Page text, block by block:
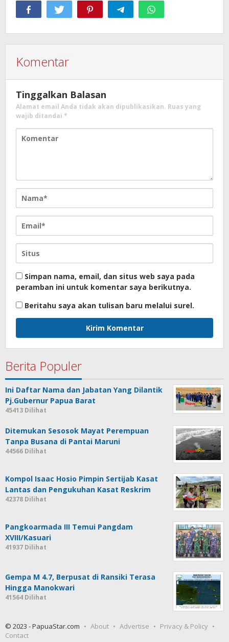
Komentar
Tinggalkan Balasan
Alamat email Anda tidak akan dipublikasikan. Ruas yang
wajib ditandai *
Simpan nama, email, dan situs web saya pada
peramban ini untuk komentar saya berikutnya.
Beritahu saya akan tulisan baru melalui surel.
Berita Populer
Ini Daftar Nama dan Jabatan Yang Dilantik
Pj.Gubernur Papua Barat
45413 Dilihat
Ditemukan Sesosok Mayat Perempuan
Tanpa Busana di Pantai Maruni
44566 Dilihat
Kompol Isaac Hosio Pimpin Sertijab Kasat
Lantas dan Pengukuhan Kasat Reskrim
42378 Dilihat
Pangkoarmada III Temui Pangdam
XVIII/Kasuari
41937 Dilihat
Gempa M 4.7, Berpusat di Ransiki Terasa
Hingga Manokwari
41564 Dilihat
© 2023 - PapuaStar.com About Advertise
Privacy & Policy
Contact